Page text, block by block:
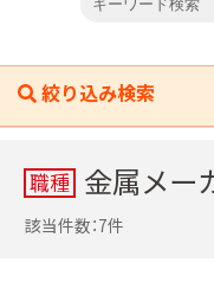
絞り込み検索
職種 金属メー
該当件数：7件